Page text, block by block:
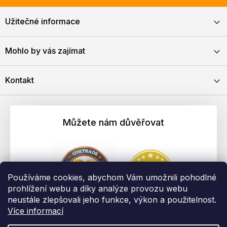
Používáme cookies, abychom Vám umožnili pohodlné
prohlížení webu a díky analýze provozu webu
neustále zlepšovali jeho funkce, výkon a použitelnost.
Více informací
Užitečné informace
Mohlo by vás zajímat
Kontakt
Můžete nám důvěřovat